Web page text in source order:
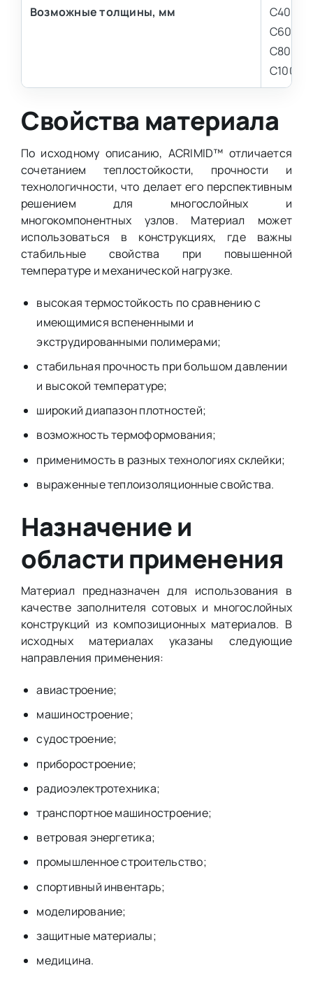
Возможные толщины, мм
С40 —
С60 —
С80 —
С100 —
Свойства материала
По исходному описанию, ACRIMID™ отличается
сочетанием теплостойкости, прочности и
технологичности, что делает его перспективным
решением для многослойных и
многокомпонентных узлов. Материал может
использоваться в конструкциях, где важны
стабильные свойства при повышенной
температуре и механической нагрузке.
высокая термостойкость по сравнению с
имеющимися вспененными и
экструдированными полимерами;
стабильная прочность при большом давлении
и высокой температуре;
широкий диапазон плотностей;
возможность термоформования;
применимость в разных технологиях склейки;
выраженные теплоизоляционные свойства.
Назначение и
области применения
Материал предназначен для использования в
качестве заполнителя сотовых и многослойных
конструкций из композиционных материалов. В
исходных материалах указаны следующие
направления применения:
авиастроение;
машиностроение;
судостроение;
приборостроение;
радиоэлектротехника;
транспортное машиностроение;
ветровая энергетика;
промышленное строительство;
спортивный инвентарь;
моделирование;
защитные материалы;
медицина.